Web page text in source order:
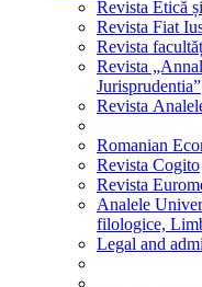
Revista Etică
Revista Fiat
Revista
Revista
Jurisprudentia”
Revista
Romanian
Revista Cogito
Revista
Analele
filologice,
Legal and